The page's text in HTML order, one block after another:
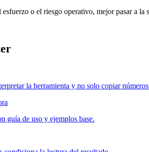
esfuerzo o el riesgo operativo, mejor pasar a la
la herramienta y no solo copiar
guía de uso y ejemplos base.